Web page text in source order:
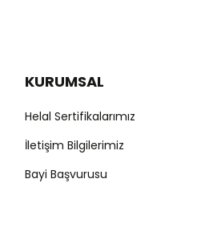
Gönder
KURUMSAL
Helal Sertifikalarımız
İletişim Bilgilerimiz
Bayi Başvurusu